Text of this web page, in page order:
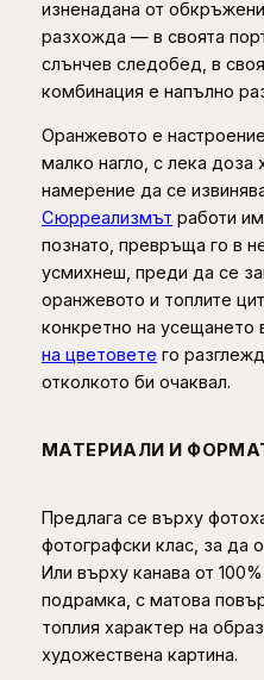
л
е
д
о
е
д
–
с
ю
р
р
е
а
л
с
ч
е
н
п
р
и
изненадана от
разхожда — в своята
слънчев следобед, в
комбинация е напълно
Оранжевото е
малко нагло, с лека доза
намерение да се
Сюрреализмът работи
познато, превръща го в
усмихнеш, преди да се
оранжевото и топлите
конкретно на усещането
на цветовете го
отколкото би очаквал.
МАТЕРИАЛИ И
Предлага се върху
фотографски клас, за да
Или върху канава от
подрамка, с матова
топлия характер на
художествена картина.